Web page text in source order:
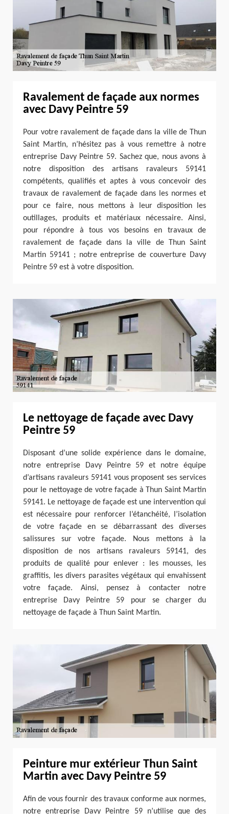
Ravalement de façade aux normes
avec Davy Peintre 59
Pour votre ravalement de façade dans la ville de Thun
Saint Martin, n’hésitez pas à vous remettre à notre
entreprise Davy Peintre 59. Sachez que, nous avons à
notre disposition des artisans ravaleurs 59141
compétents, qualifiés et aptes à vous concevoir des
travaux de ravalement de façade dans les normes et
pour ce faire, nous mettons à leur disposition les
outillages, produits et matériaux nécessaire. Ainsi,
pour répondre à tous vos besoins en travaux de
ravalement de façade dans la ville de Thun Saint
Martin 59141 ; notre entreprise de couverture Davy
Peintre 59 est à votre disposition.
Le nettoyage de façade avec Davy
Peintre 59
Disposant d’une solide expérience dans le domaine,
notre entreprise Davy Peintre 59 et notre équipe
d’artisans ravaleurs 59141 vous proposent ses services
pour le nettoyage de votre façade à Thun Saint Martin
59141. Le nettoyage de façade est une intervention qui
est nécessaire pour renforcer l’étanchéité, l’isolation
de votre façade en se débarrassant des diverses
salissures sur votre façade. Nous mettons à la
disposition de nos artisans ravaleurs 59141, des
produits de qualité pour enlever : les mousses, les
graffitis, les divers parasites végétaux qui envahissent
votre façade. Ainsi, pensez à contacter notre
entreprise Davy Peintre 59 pour se charger du
nettoyage de façade à Thun Saint Martin.
Peinture mur extérieur Thun Saint
Martin avec Davy Peintre 59
Afin de vous fournir des travaux conforme aux normes,
notre entreprise Davy Peintre 59 n’utilise que des